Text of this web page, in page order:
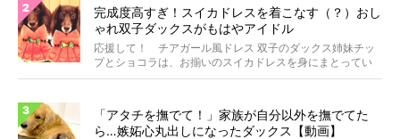
完成度高すぎ！スイカドレスを着こなす（？）おし
ゃれ双子ダックスがもはやアイドル
応援して！ チアガール風ドレス 双子のダックス姉妹チッ
プとショコラは、お揃いのスイカドレスを身にまとってい
ます...
「アタチを撫でて！」家族が自分以外を撫でてた
ら…嫉妬心丸出しになったダックス【動画】